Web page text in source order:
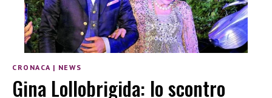
CRONACA | NEWS
Gina Lollobrigida: lo scontro